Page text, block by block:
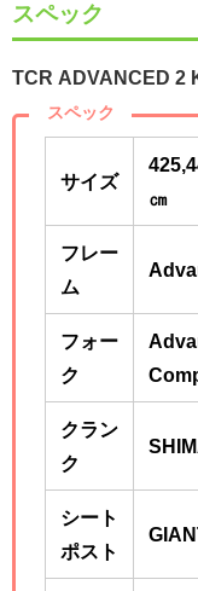
スペック
TCR ADVANCED 2
スペック
サイズ
㎝
フレー
ム
フォー
ク
クラン
ク
シート
ポスト